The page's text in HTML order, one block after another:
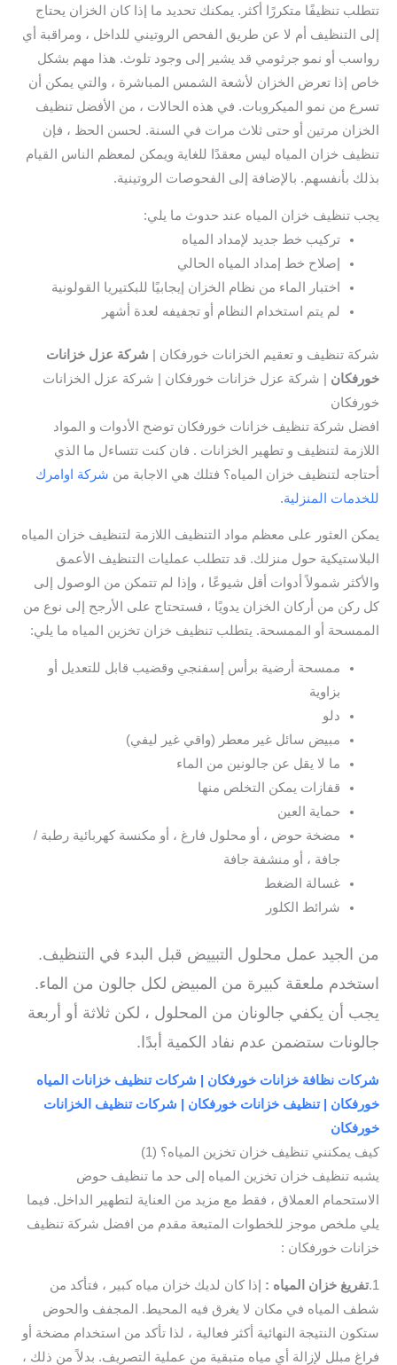
تتطلب تنظيفًا متكررًا أكثر. يمكنك تحديد ما إذا كان الخزان يحتاج
إلى التنظيف أم لا عن طريق الفحص الروتيني للداخل ، ومراقبة أي
رواسب أو نمو جرثومي قد يشير إلى وجود تلوث. هذا مهم بشكل
خاص إذا تعرض الخزان لأشعة الشمس المباشرة ، والتي يمكن أن
تسرع من نمو الميكروبات. في هذه الحالات ، من الأفضل تنظيف
الخزان مرتين أو حتى ثلاث مرات في السنة. لحسن الحظ ، فإن
تنظيف خزان المياه ليس معقدًا للغاية ويمكن لمعظم الناس القيام
بذلك بأنفسهم. بالإضافة إلى الفحوصات الروتينية.
يجب تنظيف خزان المياه عند حدوث ما يلي:
تركيب خط جديد لإمداد المياه
إصلاح خط إمداد المياه الحالي
اختبار الماء من نظام الخزان إيجابيًا للبكتيريا القولونية
لم يتم استخدام النظام أو تجفيفه لعدة أشهر
شركة تنظيف و تعقيم الخزانات خورفكان | شركة عزل خزانات
خورفكان | شركة عزل خزانات خورفكان | شركة عزل الخزانات
خورفكان
افضل شركة تنظيف خزانات خورفكان توضح الأدوات و المواد
اللازمة لتنظيف و تطهير الخزانات . فان كنت تتساءل ما الذي
أحتاجه لتنظيف خزان المياه؟ فتلك هي الاجابة من شركة اوامرك
للخدمات المنزلية.
يمكن العثور على معظم مواد التنظيف اللازمة لتنظيف خزان المياه
البلاستيكية حول منزلك. قد تتطلب عمليات التنظيف الأعمق
والأكثر شمولاً أدوات أقل شيوعًا ، وإذا لم تتمكن من الوصول إلى
كل ركن من أركان الخزان يدويًا ، فستحتاج على الأرجح إلى نوع من
الممسحة أو الممسحة. يتطلب تنظيف خزان تخزين المياه ما يلي:
ممسحة أرضية برأس إسفنجي وقضيب قابل للتعديل أو
بزاوية
دلو
مبيض سائل غير معطر (واقي غير ليفي)
ما لا يقل عن جالونين من الماء
قفازات يمكن التخلص منها
حماية العين
مضخة حوض ، أو محلول فارغ ، أو مكنسة كهربائية رطبة /
جافة ، أو منشفة جافة
غسالة الضغط
شرائط الكلور
من الجيد عمل محلول التبييض قبل البدء في التنظيف.
استخدم ملعقة كبيرة من المبيض لكل جالون من الماء.
يجب أن يكفي جالونان من المحلول ، لكن ثلاثة أو أربعة
جالونات ستضمن عدم نفاد الكمية أبدًا.
شركات نظافة خزانات خورفكان | شركات تنظيف خزانات المياه
خورفكان | تنظيف خزانات خورفكان | شركات تنظيف الخزانات
خورفكان
كيف يمكنني تنظيف خزان تخزين المياه؟ (1)
يشبه تنظيف خزان تخزين المياه إلى حد ما تنظيف حوض
الاستحمام العملاق ، فقط مع مزيد من العناية لتطهير الداخل. فيما
يلي ملخص موجز للخطوات المتبعة مقدم من افضل شركة تنظيف
خزانات خورفكان :
1. تفريغ خزان المياه : إذا كان لديك خزان مياه كبير ، فتأكد من
شطف المياه في مكان لا يغرق فيه المحيط. المجفف والحوض
ستكون النتيجة النهائية أكثر فعالية ، لذا تأكد من استخدام مضخة أو
فراغ مبلل لإزالة أي مياه متبقية من عملية التصريف. بدلاً من ذلك ،